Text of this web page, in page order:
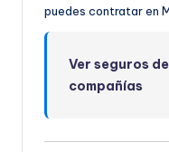
puedes contratar en
Ver seguros
compañías